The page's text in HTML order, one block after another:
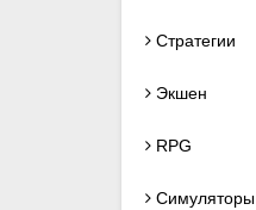
Стратегии
Экшен
RPG
Симуляторы